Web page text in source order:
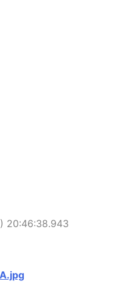
20:46:38.943